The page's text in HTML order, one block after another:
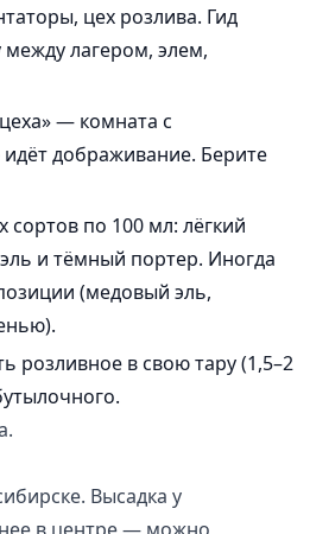
цех розлива. Гид
между лагером, элем,
— комната с
идёт дображивание. Берите
сортов по 100 мл: лёгкий
и тёмный портер. Иногда
(медовый эль,
розливное в свою тару (1,5–2
Высадка у